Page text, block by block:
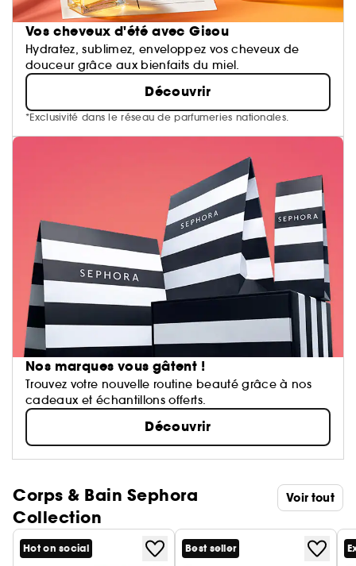
Vos cheveux d'été avec Gisou
Hydratez, sublimez, enveloppez vos cheveux de
douceur grâce aux bienfaits du miel.
Découvrir
*Exclusivité dans le réseau de parfumeries nationales.
Nos marques vous gâtent !
Trouvez votre nouvelle routine beauté grâce à nos
cadeaux et échantillons offerts.
Découvrir
Corps & Bain Sephora
Collection
Voir tout
Hot on social Best seller